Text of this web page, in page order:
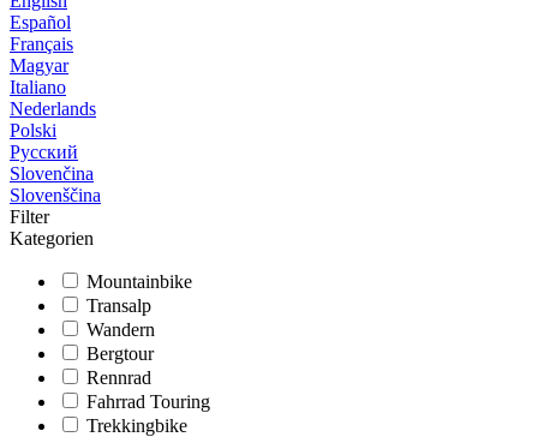
Español
Français
Magyar
Italiano
Nederlands
Polski
Русский
Slovenčina
Slovenščina
Filter
Kategorien
Mountainbike
Transalp
Wandern
Bergtour
Rennrad
Fahrrad Touring
Trekkingbike